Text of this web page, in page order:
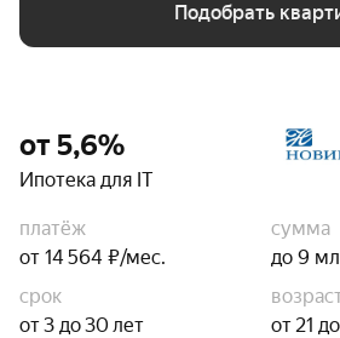
Подобрать
от 5,6%
Ипотека для IT
платёж
от 14 564 ₽/мес.
сумма
до 9
срок
от 3 до 30 лет
от 21